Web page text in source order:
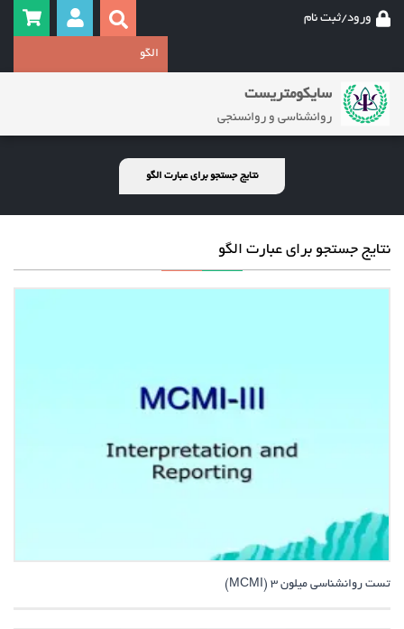
ورود/ثبت نام
سایکومتریست
روانشناسی و روانسنجی
نتایج جستجو برای عبارت الگو
نتایج جستجو برای عبارت الگو
تست روانشناسی میلون 3 (MCMI)